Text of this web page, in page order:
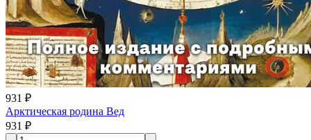
931 ₽
Арктическая родина Вед
931 ₽